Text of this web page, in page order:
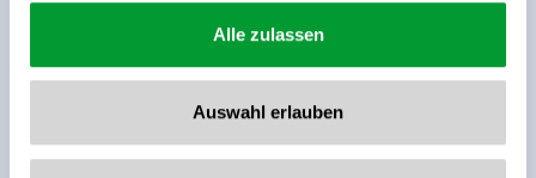
Alle zulassen
Auswahl erlauben
back to overview